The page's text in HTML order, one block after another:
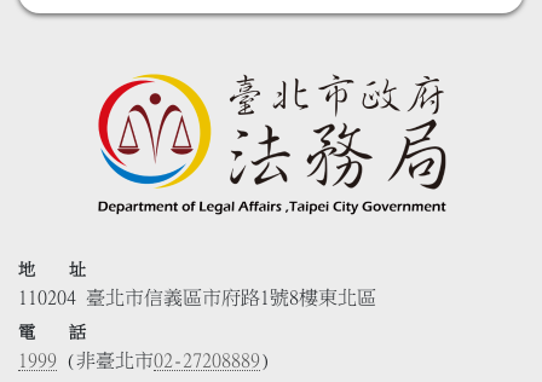
地 址
110204 臺北市信義區市府路1號8樓東北區
電 話
1999 (非臺北市02-27208889)